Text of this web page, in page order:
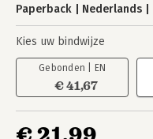
Paperback Nederlands
Kies uw bindwijze
Gebonden | EN
€ 41,67